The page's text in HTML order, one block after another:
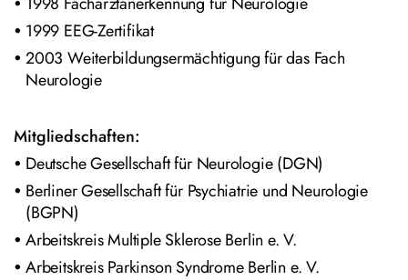
1999 EEG-Zertifikat
2003 Weiterbildungsermächtigung für das Fach
Neurologie
Mitgliedschaften:
Deutsche Gesellschaft für Neurologie (DGN)
Berliner Gesellschaft für Psychiatrie und Neurologie
(BGPN)
Arbeitskreis Multiple Sklerose Berlin e. V.
Arbeitskreis Parkinson Syndrome Berlin e. V.